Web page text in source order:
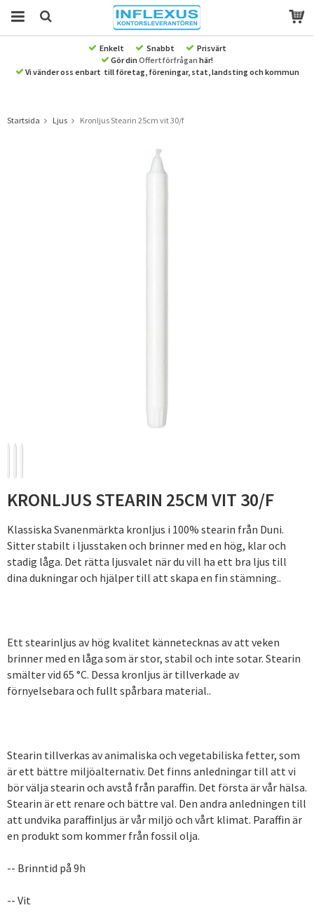
Produkten har blivit tillagd i varukorgen
Enkelt Snabbt
Prisvärt
Gör din Offertförfrågan här!
Vi vänder oss enbart till företag, föreningar, stat, landsting och kommun
Startsida Ljus Kronljus Stearin 25cm vit 30/f
KRONLJUS STEARIN 25CM VIT 30/F
Klassiska Svanenmärkta kronljus i 100% stearin från Duni.
Sitter stabilt i ljusstaken och brinner med en hög, klar och
stadig låga. Det rätta ljusvalet när du vill ha ett bra ljus till
dina dukningar och hjälper till att skapa en fin stämning..
Ett stearinljus av hög kvalitet kännetecknas av att veken
brinner med en låga som är stor, stabil och inte sotar. Stearin
smälter vid 65 °C. Dessa kronljus är tillverkade av
förnyelsebara och fullt spårbara material..
Stearin tillverkas av animaliska och vegetabiliska fetter, som
är ett bättre miljöalternativ. Det finns anledningar till att vi
bör välja stearin och avstå från paraffin. Det första är vår hälsa.
Stearin är ett renare och bättre val. Den andra anledningen till
att undvika paraffinljus är vår miljö och vårt klimat. Paraffin är
en produkt som kommer från fossil olja.
-- Brinntid på 9h
-- Vit